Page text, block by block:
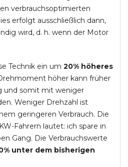
verbrauchsoptimierten
erfolgt ausschließlich dann,
wird, d. h. wenn der Motor
Technik ein um 20% höheres
höher kann früher
und somit mit weniger
Weniger Drehzahl ist
geringeren Verbrauch. Die
Fahrern lautet: ich spare in
Gang. Die Verbrauchswerte
unter dem bisherigen